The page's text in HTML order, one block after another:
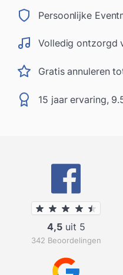
Persoonlijke
Volledig ontzorgd
Gratis annuleren
15 jaar ervaring,
4,5uit 5
342 Beoordelingen